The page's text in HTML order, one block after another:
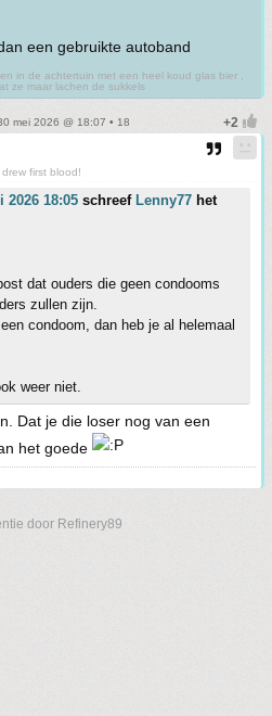
een gebruikte autoband
in de achtertuin met een heel koud glas bier ,
ze maar lachen de sukkels
mei 2026 @ 18:07 • 18
first blood!
2026 18:05 schreef Lenny77 het
dat ouders die geen condooms
zullen zijn.
condoom, dan heb je al helemaal
weer niet.
Dat je die loser nog van een
het goede
door Refinery89